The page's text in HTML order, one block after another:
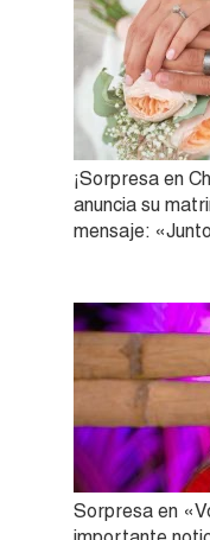
¡Sorpresa en
anuncia su
mensaje:
Sorpresa en